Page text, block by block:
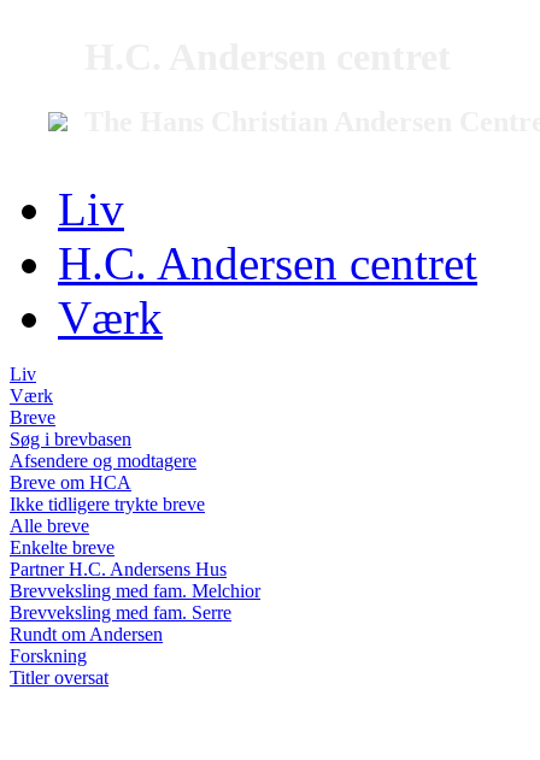
Liv
H.C. Andersen centret
Værk
Liv
Værk
Breve
Søg i brevbasen
Afsendere og modtagere
Breve om HCA
Ikke tidligere trykte breve
Alle breve
Enkelte breve
Partner H.C. Andersens Hus
Brevveksling med fam. Melchior
Brevveksling med fam. Serre
Rundt om Andersen
Forskning
Titler oversat